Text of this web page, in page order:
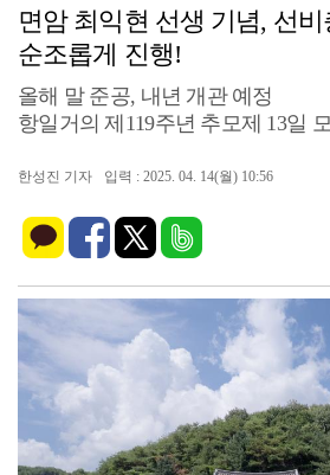
“진학 정보 격차, 공공 지원으로
“철조망에 갇힌 야생 너구리 무사
“불평등 컨트롤타워 구축으로 부
“전국 현충시설 돌며 광복의 의미
이동석 충주시장, 청년과 소통 '현
"주민 안전과 도심 경관, 직접 바
면암 최익현 선생 기념, 선
순조롭게 진행!
올해 말 준공, 내년 개관 예정
항일거의 제119주년 추모제 13일
한성진 기자 입력 : 2025. 04. 14(월) 10:56